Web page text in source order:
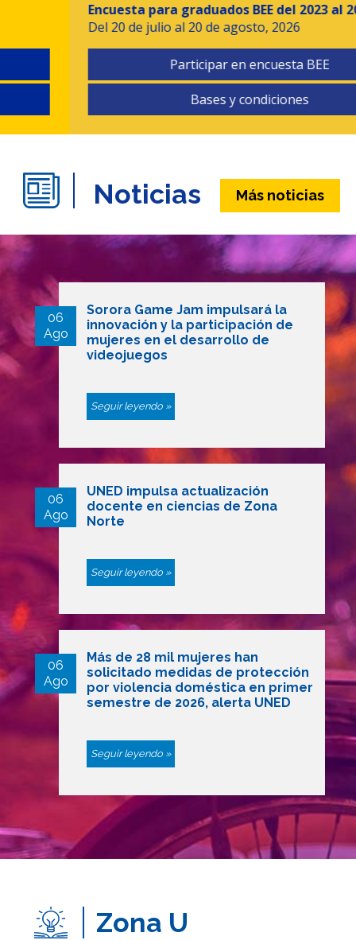
Encuesta para graduados BEE del 2023 al 2025
Del 20 de julio al 20 de agosto, 2026
Participar en encuesta BEE
Bases y condiciones
Noticias Más noticias
06
Ago
Sorora Game Jam impulsará la
innovación y la participación de
mujeres en el desarrollo de
videojuegos
Seguir leyendo »
06
Ago
UNED impulsa actualización
docente en ciencias de Zona
Norte
Seguir leyendo »
06
Ago
Más de 28 mil mujeres han
solicitado medidas de protección
por violencia doméstica en primer
semestre de 2026, alerta UNED
Seguir leyendo »
Zona U